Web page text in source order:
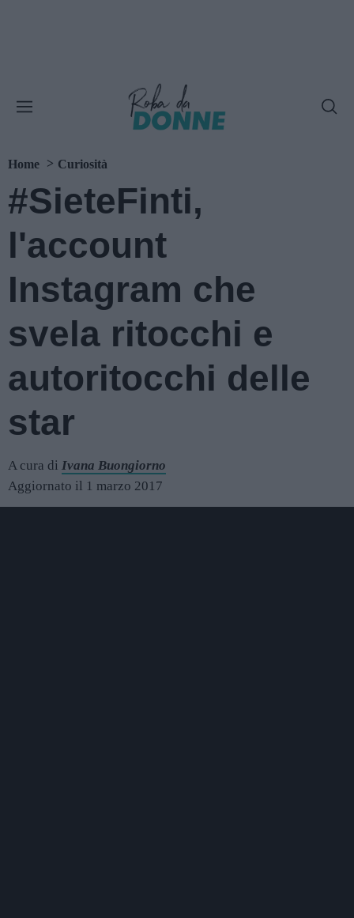
Home Curiosità
#SieteFinti,
l'account
Instagram che
svela ritocchi e
autoritocchi delle
star
A cura di Ivana Buongiorno
Aggiornato il 1 marzo 2017